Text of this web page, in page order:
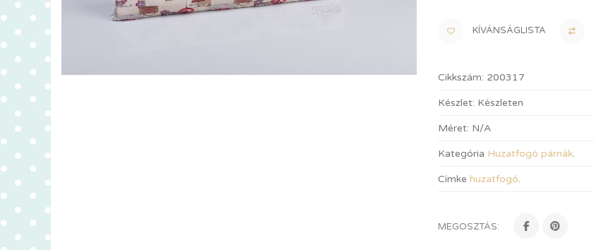
KÍVÁNSÁGLISTA
Cikkszám: 200317
Készlet: Készleten
Méret: N/A
Kategória Huzatfogó párnák.
Címkehuzatfogó.
MEGOSZTÁS: